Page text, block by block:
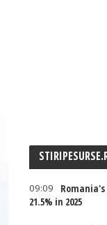
09:09
21.5% in 2025